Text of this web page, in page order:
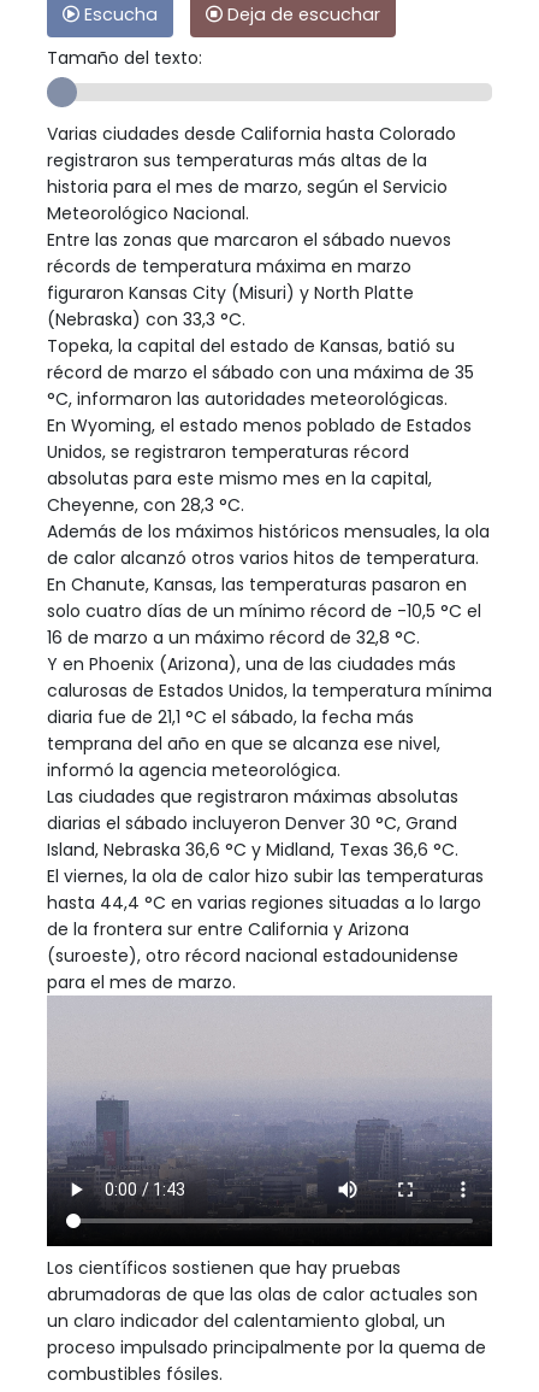
Escucha
Deja de escuchar
Tamaño del texto:
Varias ciudades desde California hasta Colorado
registraron sus temperaturas más altas de la
historia para el mes de marzo, según el Servicio
Meteorológico Nacional.
Entre las zonas que marcaron el sábado nuevos
récords de temperatura máxima en marzo
figuraron Kansas City (Misuri) y North Platte
(Nebraska) con 33,3 °C.
Topeka, la capital del estado de Kansas, batió su
récord de marzo el sábado con una máxima de 35
°C, informaron las autoridades meteorológicas.
En Wyoming, el estado menos poblado de Estados
Unidos, se registraron temperaturas récord
absolutas para este mismo mes en la capital,
Cheyenne, con 28,3 °C.
Además de los máximos históricos mensuales, la ola
de calor alcanzó otros varios hitos de temperatura.
En Chanute, Kansas, las temperaturas pasaron en
solo cuatro días de un mínimo récord de -10,5 °C el
16 de marzo a un máximo récord de 32,8 °C.
Y en Phoenix (Arizona), una de las ciudades más
calurosas de Estados Unidos, la temperatura mínima
diaria fue de 21,1 °C el sábado, la fecha más
temprana del año en que se alcanza ese nivel,
informó la agencia meteorológica.
Las ciudades que registraron máximas absolutas
diarias el sábado incluyeron Denver 30 °C, Grand
Island, Nebraska 36,6 °C y Midland, Texas 36,6 °C.
El viernes, la ola de calor hizo subir las temperaturas
hasta 44,4 °C en varias regiones situadas a lo largo
de la frontera sur entre California y Arizona
(suroeste), otro récord nacional estadounidense
para el mes de marzo.
Los científicos sostienen que hay pruebas
abrumadoras de que las olas de calor actuales son
un claro indicador del calentamiento global, un
proceso impulsado principalmente por la quema de
combustibles fósiles.